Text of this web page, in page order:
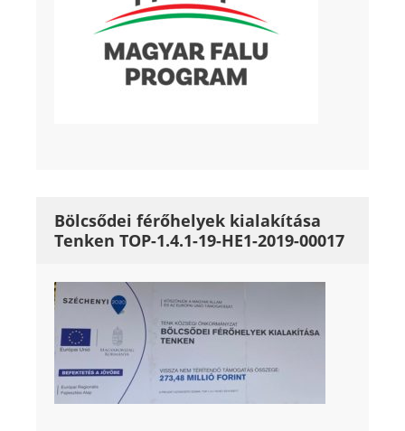
Bölcsődei férőhelyek kialakítása
Tenken TOP-1.4.1-19-HE1-2019-00017